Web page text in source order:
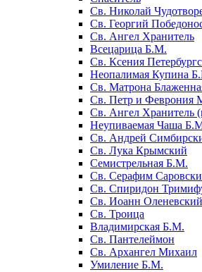
Св. Николай
Св. Георгий
Св. Ангел Хранитель
Всецарица Б.М.
Св. Ксения
Неопалимая Купина
Св. Матрона
Св. Петр и Феврония
Св. Ангел Хранитель
Неупиваемая Чаша
Св. Андрей
Св. Лука Крымский
Семистрельная Б.М.
Св. Серафим
Св. Спиридон
Св. Иоанн Оленевский
Св. Троица
Владимирская Б.М.
Св. Пантелеймон
Св. Архангел Михаил
Умиление Б.М.